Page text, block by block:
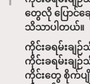
တွေလို ပြောင်ခ
သိသာပါတယ်။
ကိုင်းခရမ်းချ
ကိုင်းခရမ်းခ
ကိုင်းတွေ စိုက်